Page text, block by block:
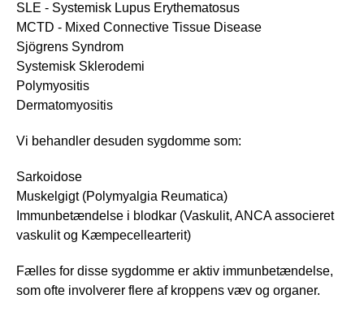
SLE - Systemisk Lupus Erythematosus
MCTD - Mixed Connective Tissue Disease
Sjögrens Syndrom
Systemisk Sklerodemi
Polymyositis
Dermatomyositis
Vi behandler desuden sygdomme som:
Sarkoidose
Muskelgigt (Polymyalgia Reumatica)
Immunbetændelse i blodkar (Vaskulit, ANCA associeret
vaskulit og Kæmpecellearterit)
Fælles for disse sygdomme er aktiv immunbetændelse,
som ofte involverer flere af kroppens væv og organer.